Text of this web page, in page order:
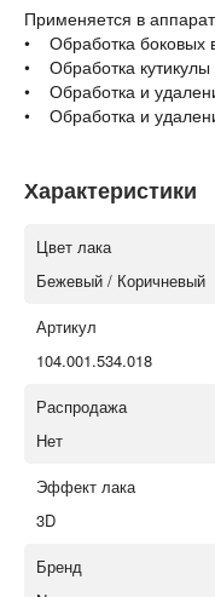
Применяется в
• Обработка боковых
• Обработка кутикулы
• Обработка и
• Обработка и
Характеристики
Цвет лака
Бежевый / Коричневый
Артикул
104.001.534.018
Распродажа
Нет
Эффект лака
3D
Бренд